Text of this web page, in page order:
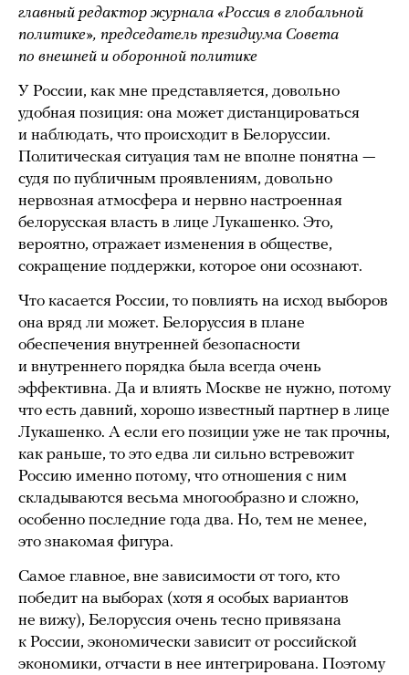
главный редактор журнала «Россия в глобальной
политике», председатель президиума Совета
по внешней и оборонной политике
У России, как мне представляется, довольно
удобная позиция: она может дистанцироваться
и наблюдать, что происходит в Белоруссии.
Политическая ситуация там не вполне понятна —
судя по публичным проявлениям, довольно
нервозная атмосфера и нервно настроенная
белорусская власть в лице Лукашенко. Это,
вероятно, отражает изменения в обществе,
сокращение поддержки, которое они осознают.
Что касается России, то повлиять на исход выборов
она вряд ли может. Белоруссия в плане
обеспечения внутренней безопасности
и внутреннего порядка была всегда очень
эффективна. Да и влиять Москве не нужно, потому
что есть давний, хорошо известный партнер в лице
Лукашенко. А если его позиции уже не так прочны,
как раньше, то это едва ли сильно встревожит
Россию именно потому, что отношения с ним
складываются весьма многообразно и сложно,
особенно последние года два. Но, тем не менее,
это знакомая фигура.
Самое главное, вне зависимости от того, кто
победит на выборах (хотя я особых вариантов
не вижу), Белоруссия очень тесно привязана
к России, экономически зависит от российской
экономики, отчасти в нее интегрирована. Поэтому